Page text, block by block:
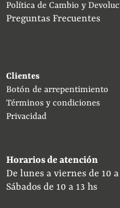
Política de Cambio y
Preguntas Frecuentes
Clientes
Botón de arrepentimiento
Términos y condiciones
Privacidad
Horarios de atención
De lunes a viernes de 10 a
Sábados de 10 a 13 hs